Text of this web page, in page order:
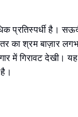
प्रतिस्पर्धी है।
का श्रम बाज़ार
में गिरावट देखी।